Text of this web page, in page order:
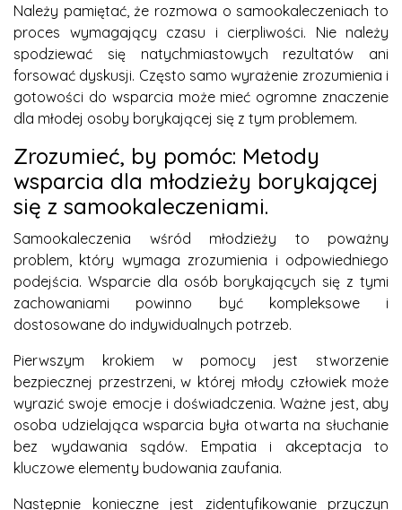
Należy pamiętać, że rozmowa o samookaleczeniach to
proces wymagający czasu i cierpliwości. Nie należy
spodziewać się natychmiastowych rezultatów ani
forsować dyskusji. Często samo wyrażenie zrozumienia i
gotowości do wsparcia może mieć ogromne znaczenie
dla młodej osoby borykającej się z tym problemem.
Zrozumieć, by pomóc: Metody
wsparcia dla młodzieży borykającej
się z samookaleczeniami.
Samookaleczenia wśród młodzieży to poważny
problem, który wymaga zrozumienia i odpowiedniego
podejścia. Wsparcie dla osób borykających się z tymi
zachowaniami powinno być kompleksowe i
dostosowane do indywidualnych potrzeb.
Pierwszym krokiem w pomocy jest stworzenie
bezpiecznej przestrzeni, w której młody człowiek może
wyrazić swoje emocje i doświadczenia. Ważne jest, aby
osoba udzielająca wsparcia była otwarta na słuchanie
bez wydawania sądów. Empatia i akceptacja to
kluczowe elementy budowania zaufania.
Następnie konieczne jest zidentyfikowanie przyczyn